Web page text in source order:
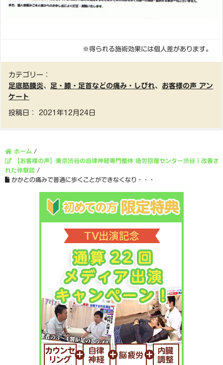
※得られる施術効果には個人差があります。
カテゴリー：
足底筋膜炎、 足・膝・足首などの痛み・しびれ、 お客様の声 アン
ケート
投稿日： 2021年12月24日
ホーム /
【お客様の声】東京渋谷の自律神経専門整体 疲労回復センター渋谷｜改善さ
れた体験談 /
かかとの痛みで普通に歩くことができなくなり・・・